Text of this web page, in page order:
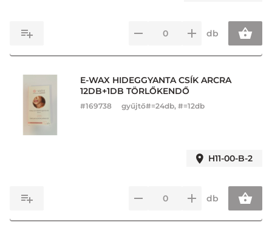
db
E-WAX HIDEGGYANTA CSÍK ARCRA
12DB+1DB TÖRLŐKENDŐ
#169738 gyűjtő#=24db, #=12db
H11-00-B-2
db